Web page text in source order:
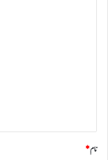
نام*